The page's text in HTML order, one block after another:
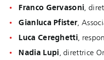
Franco Gervasoni,
Gianluca Pfister,
Luca Cereghetti,
Nadia Lupi, direttrice